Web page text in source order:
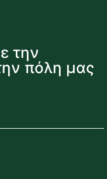
την
πόλη μας